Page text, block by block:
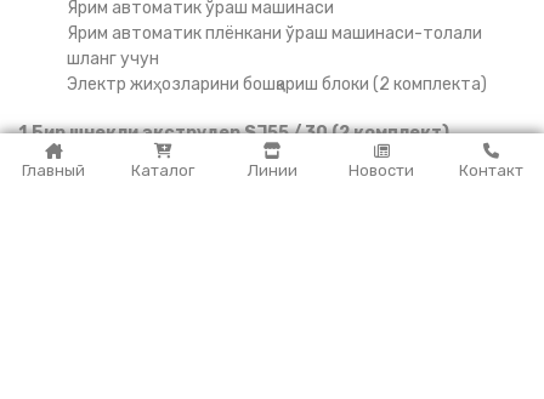
Главный Каталог Линии Новости Контакт
Ярим автоматик ўраш машинаси
Ярим автоматик плёнкани ўраш машинаси-толали
шланг учун
Электр жиҳозларини бошқариш блоки (2 комплекта)
1.Бир шнекли экструдер SJ55 / 30 (2 комплект)